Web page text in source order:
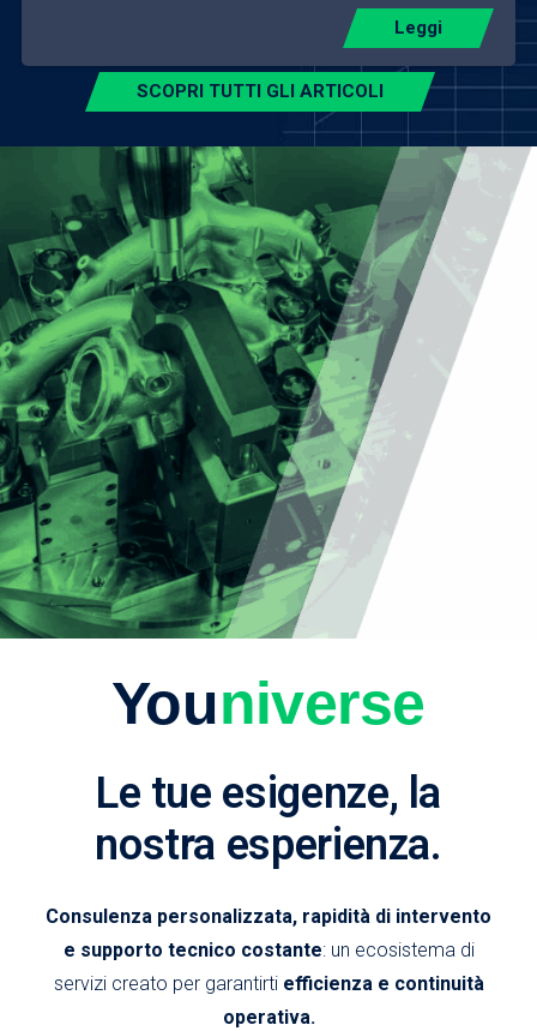
Leggi
SCOPRI TUTTI GLI ARTICOLI
Youniverse
Le tue esigenze, la
nostra esperienza.
Consulenza personalizzata, rapidità di intervento
e supporto tecnico costante: un ecosistema di
servizi creato per garantirti efficienza e continuità
operativa.